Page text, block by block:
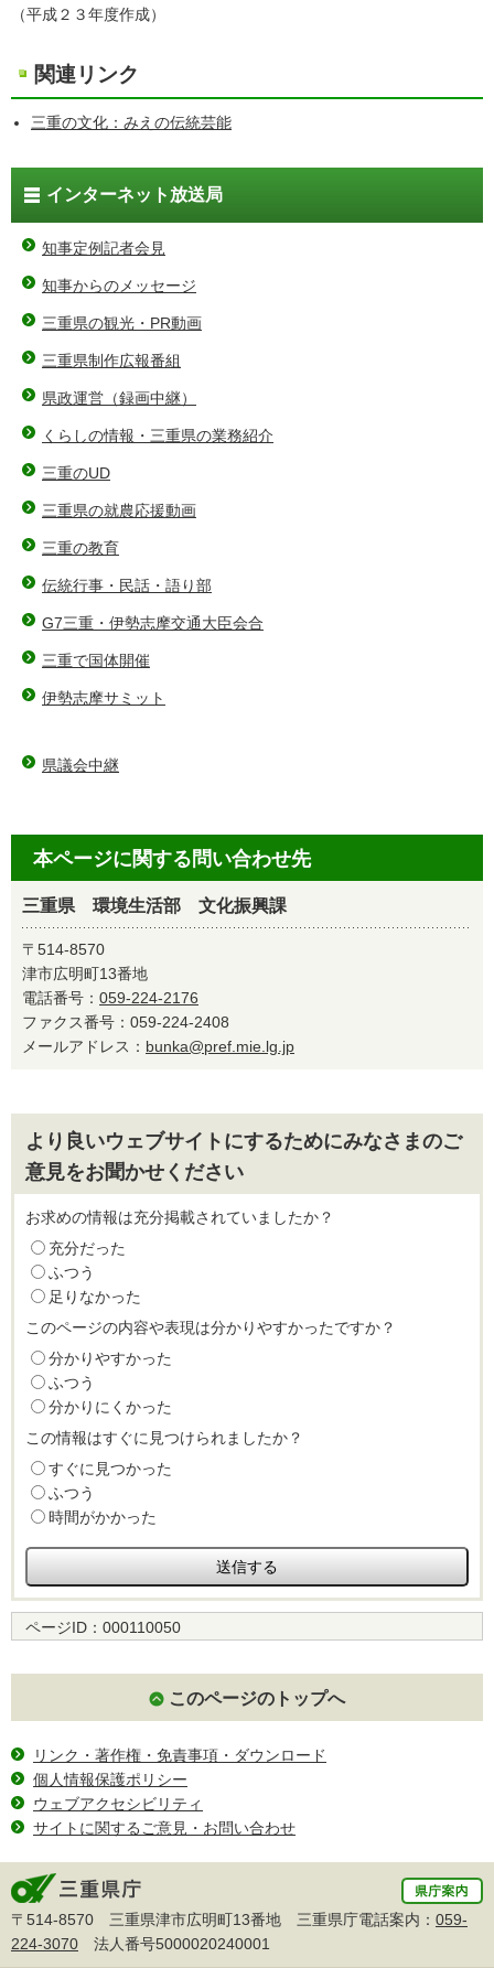
（平成２３年度作成）
関連リンク
三重の文化：みえの伝統芸能
インターネット放送局
知事定例記者会見
知事からのメッセージ
三重県の観光・PR動画
三重県制作広報番組
県政運営（録画中継）
くらしの情報・三重県の業務紹介
三重のUD
三重県の就農応援動画
三重の教育
伝統行事・民話・語り部
G7三重・伊勢志摩交通大臣会合
三重で国体開催
伊勢志摩サミット
県議会中継
本ページに関する問い合わせ先
三重県 環境生活部 文化振興課
〒514-8570
津市広明町13番地
電話番号： 059-224-2176
ファクス番号：059-224-2408
メールアドレス： bunka@pref.mie.lg.jp
より良いウェブサイトにするためにみなさまのご
意見をお聞かせください
お求めの情報は充分掲載されていましたか？
充分だった
ふつう
足りなかった
このページの内容や表現は分かりやすかったですか？
分かりやすかった
ふつう
分かりにくかった
この情報はすぐに見つけられましたか？
すぐに見つかった
ふつう
時間がかかった
ページID： 000110050
このページのトップへ
リンク・著作権・免責事項・ダウンロード
個人情報保護ポリシー
ウェブアクセシビリティ
サイトに関するご意見・お問い合わせ
〒514-8570 三重県津市広明町13番地 三重県庁電話案内： 059-
224-3070 法人番号5000020240001